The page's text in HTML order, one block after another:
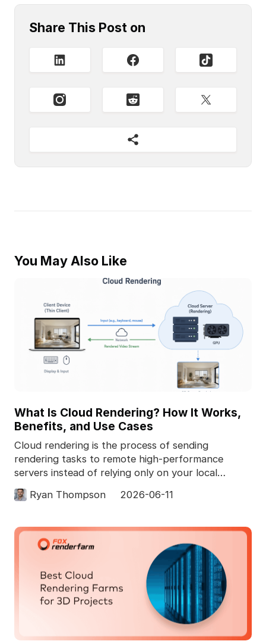
Share This Post on
You May Also Like
What Is Cloud Rendering? How It Works,
Benefits, and Use Cases
Cloud rendering is the process of sending
rendering tasks to remote high-performance
servers instead of relying only on your local
computer. In 3D pro
Ryan Thompson 2026-06-11